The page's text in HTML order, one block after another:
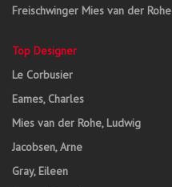
Freischwinger Mies van der Rohe
Top Designer
Le Corbusier
Eames, Charles
Mies van der Rohe, Ludwig
Jacobsen, Arne
Gray, Eileen